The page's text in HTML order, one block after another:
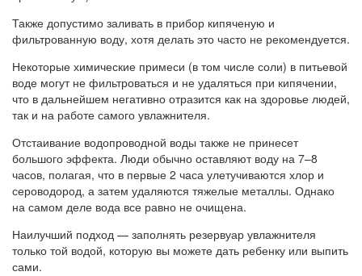
Также допустимо заливать в прибор кипяченую и
фильтрованную воду, хотя делать это часто не рекомендуется.
Некоторые химические примеси (в том числе соли) в питьевой
воде могут не фильтроваться и не удаляться при кипячении,
что в дальнейшем негативно отразится как на здоровье людей,
так и на работе самого увлажнителя.
Отстаивание водопроводной воды также не принесет
большого эффекта. Люди обычно оставляют воду на 7–8
часов, полагая, что в первые 2 часа улетучиваются хлор и
сероводород, а затем удаляются тяжелые металлы. Однако
на самом деле вода все равно не очищена.
Наилучший подход — заполнять резервуар увлажнителя
только той водой, которую вы можете дать ребенку или выпить
сами.